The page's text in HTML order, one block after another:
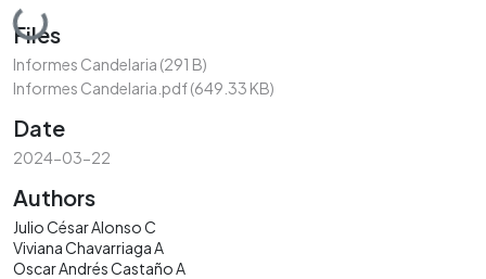
Loading...
Files
Informes Candelaria (291 B)
Informes Candelaria.pdf(649.33 KB)
Date
2024-03-22
Authors
Julio César Alonso C
Viviana Chavarriaga A
Oscar Andrés Castaño A